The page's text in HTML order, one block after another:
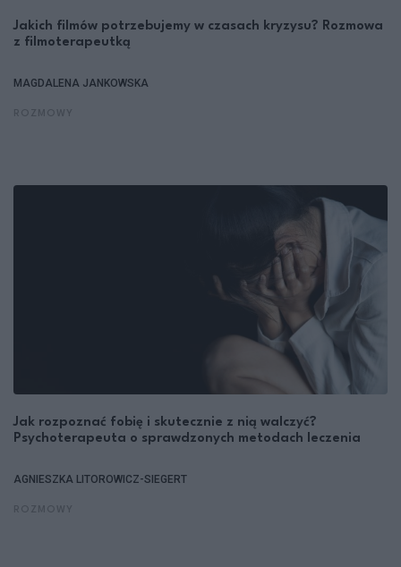
Jakich filmów potrzebujemy w czasach kryzysu? Rozmowa
z filmoterapeutką
MAGDALENA JANKOWSKA
Jak rozpoznać fobię i skutecznie z nią walczyć?
Psychoterapeuta o sprawdzonych metodach leczenia
AGNIESZKA LITOROWICZ-SIEGERT